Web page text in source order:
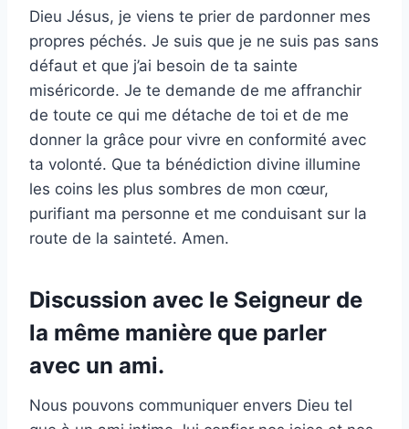
Dieu Jésus, je viens te prier de pardonner mes
propres péchés. Je suis que je ne suis pas sans
défaut et que j’ai besoin de ta sainte
miséricorde. Je te demande de me affranchir
de toute ce qui me détache de toi et de me
donner la grâce pour vivre en conformité avec
ta volonté. Que ta bénédiction divine illumine
les coins les plus sombres de mon cœur,
purifiant ma personne et me conduisant sur la
route de la sainteté. Amen.
Discussion avec le Seigneur de
la même manière que parler
avec un ami.
Nous pouvons communiquer envers Dieu tel